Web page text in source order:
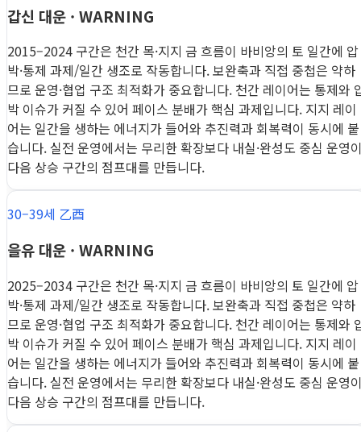
갑신 대운 · WARNING
2015–2024 구간은 천간 목·지지 금 흐름이 바비앙의 토 일간에 압
박·통제 과제/일간 생조로 작동합니다. 보완축과 직접 중첩은 약하
므로 운영·협업 구조 최적화가 중요합니다. 천간 레이어는 통제와
박 이슈가 커질 수 있어 페이스 분배가 핵심 과제입니다. 지지 레이
어는 일간을 생하는 에너지가 들어와 추진력과 회복력이 동시에 붙
습니다. 실전 운영에서는 무리한 확장보다 내실·완성도 중심 운영
다음 상승 구간의 점프대를 만듭니다.
30–39세 乙酉
을유 대운 · WARNING
2025–2034 구간은 천간 목·지지 금 흐름이 바비앙의 토 일간에 압
박·통제 과제/일간 생조로 작동합니다. 보완축과 직접 중첩은 약하
므로 운영·협업 구조 최적화가 중요합니다. 천간 레이어는 통제와
박 이슈가 커질 수 있어 페이스 분배가 핵심 과제입니다. 지지 레이
어는 일간을 생하는 에너지가 들어와 추진력과 회복력이 동시에 붙
습니다. 실전 운영에서는 무리한 확장보다 내실·완성도 중심 운영
다음 상승 구간의 점프대를 만듭니다.